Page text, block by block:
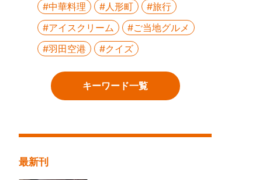
#中華料理
#人形町
#旅行
#アイスクリーム
#ご当地グルメ
#羽田空港
#クイズ
キーワード一覧
最新刊